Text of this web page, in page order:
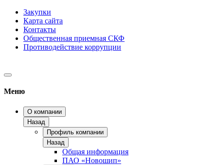
Закупки
Карта сайта
Контакты
Общественная приемная СКФ
Противодействие коррупции
Меню
О компании
Назад
Профиль компании
Назад
Общая информация
ПАО «Новошип»